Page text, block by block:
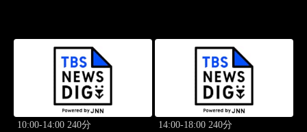
10:00-14:00 240分 14:00-18:00 240分